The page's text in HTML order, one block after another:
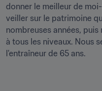
donner le meilleur de
veiller sur le patrimoine
nombreuses années,
à tous les niveaux. Nous
l'entraîneur de 65 ans.